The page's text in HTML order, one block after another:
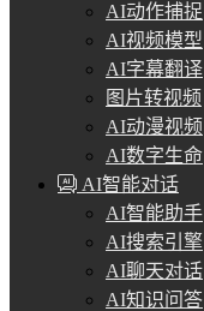
AI动作捕捉
AI视频模型
AI字幕翻译
图片转视频
AI动漫视频
AI数字生命
AI智能对话
AI智能助手
AI搜索引擎
AI聊天对话
AI知识问答